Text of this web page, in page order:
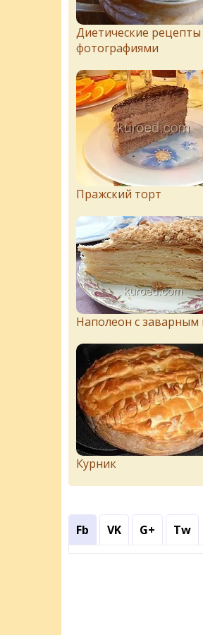
Диетические рецепты
фотографиями
Пражский торт
Наполеон с
Курник
Fb VK G+ Tw